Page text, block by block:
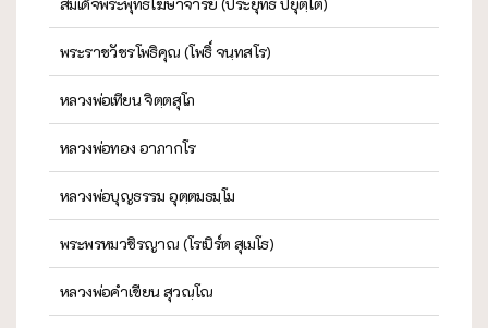
สมเด็จพระพุทธโฆษาจารย์ (ประยุทธ์ ปยุตฺโต)
พระราชวัชรโพธิคุณ (โพธิ์ จนฺทสโร)
หลวงพ่อเทียน จิตฺตสุโภ
หลวงพ่อทอง อาภากโร
หลวงพ่อบุญธรรม อุตฺตมธมฺโม
พระพรหมวชิรญาณ (โรเบิร์ต สุเมโธ)
หลวงพ่อคำเขียน สุวณฺโณ